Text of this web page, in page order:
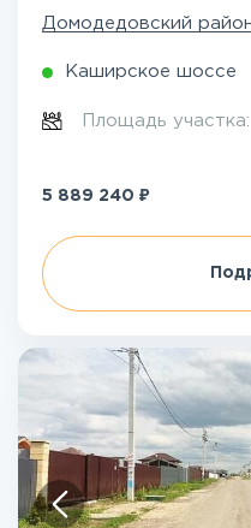
Домодедовский
Каширское шоссе
Площадь участка:
5 889 240 ₽